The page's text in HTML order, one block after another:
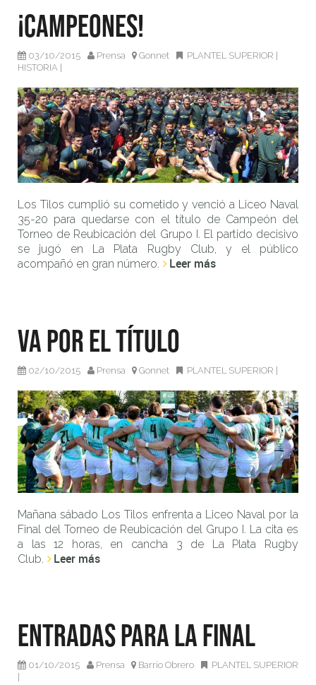
¡Campeones!
03/10/2015 Prensa Gonnet PLANTEL SUPERIOR
HISTORIA
Los Tilos cumplió su cometido y venció a Liceo Naval
35-20 para quedarse con el título de Campeón del
Torneo de Reubicación del Grupo I. El partido decisivo
se jugó en La Plata Rugby Club, y el público
acompañó en gran número.
Leer más
Va por el título
02/10/2015 Prensa Gonnet PLANTEL SUPERIOR
Mañana sábado Los Tilos enfrenta a Liceo Naval por la
Final del Torneo de Reubicación del Grupo I. La cita es
a las 12 horas, en cancha 3 de La Plata Rugby
Club.
Leer más
Entradas para la Final
01/10/2015 Prensa Barrio Obrero
PLANTEL SUPERIOR